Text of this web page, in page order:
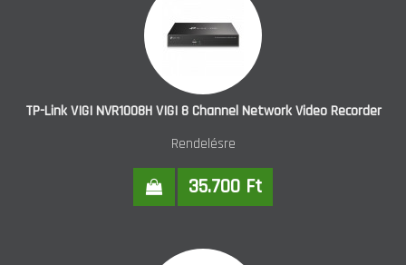
TP-Link VIGI NVR1008H VIGI 8 Channel Network Video Recorder
Rendelésre
35.700 Ft